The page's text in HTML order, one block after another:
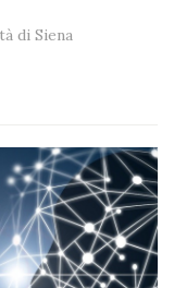
di Siena